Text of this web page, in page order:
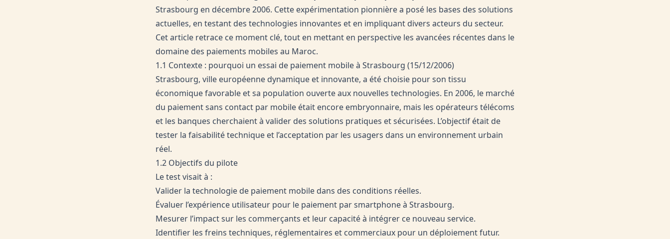
Strasbourg en décembre 2006. Cette expérimentation pionnière a posé les bases des solutions
actuelles, en testant des technologies innovantes et en impliquant divers acteurs du secteur.
Cet article retrace ce moment clé, tout en mettant en perspective les avancées récentes dans le
domaine des paiements mobiles au Maroc.
1.1 Contexte : pourquoi un essai de paiement mobile à Strasbourg (15/12/2006)
Strasbourg, ville européenne dynamique et innovante, a été choisie pour son tissu
économique favorable et sa population ouverte aux nouvelles technologies. En 2006, le marché
du paiement sans contact par mobile était encore embryonnaire, mais les opérateurs télécoms
et les banques cherchaient à valider des solutions pratiques et sécurisées. L’objectif était de
tester la faisabilité technique et l’acceptation par les usagers dans un environnement urbain
réel.
1.2 Objectifs du pilote
Le test visait à :
Valider la technologie de paiement mobile dans des conditions réelles.
Évaluer l’expérience utilisateur pour le paiement par smartphone à Strasbourg.
Mesurer l’impact sur les commerçants et leur capacité à intégrer ce nouveau service.
Identifier les freins techniques, réglementaires et commerciaux pour un déploiement futur.